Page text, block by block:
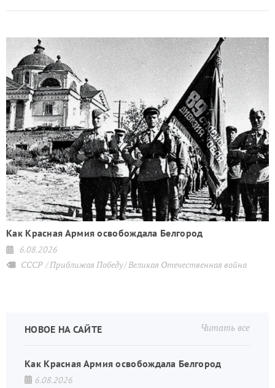
Как Красная Армия освобождала Белгород
6.08.2026
СССР Приближая Победу Великая Отечественная война
Читать все
НОВОЕ НА САЙТЕ
Как Красная Армия освобождала Белгород
6.08.2026